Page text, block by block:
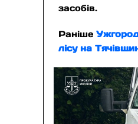
засобів.
Раніше
лісу на